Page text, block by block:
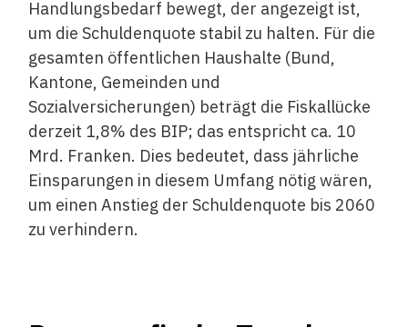
Handlungsbedarf bewegt, der angezeigt ist,
um die Schuldenquote stabil zu halten. Für die
gesamten öffentlichen Haushalte (Bund,
Kantone, Gemeinden und
Sozialversicherungen) beträgt die Fiskallücke
derzeit 1,8% des BIP; das entspricht ca. 10
Mrd. Franken. Dies bedeutet, dass jährliche
Einsparungen in diesem Umfang nötig wären,
um einen Anstieg der Schuldenquote bis 2060
zu verhindern.